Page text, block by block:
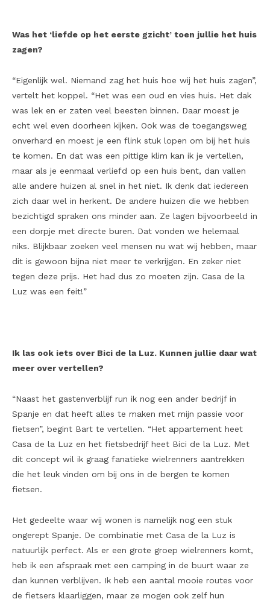
Was het ‘liefde op het eerste gzicht’ toen jullie het huis
zagen?
“Eigenlijk wel. Niemand zag het huis hoe wij het huis zagen”,
vertelt het koppel. “Het was een oud en vies huis. Het dak
was lek en er zaten veel beesten binnen. Daar moest je
echt wel even doorheen kijken. Ook was de toegangsweg
onverhard en moest je een flink stuk lopen om bij het huis
te komen. En dat was een pittige klim kan ik je vertellen,
maar als je eenmaal verliefd op een huis bent, dan vallen
alle andere huizen al snel in het niet. Ik denk dat iedereen
zich daar wel in herkent. De andere huizen die we hebben
bezichtigd spraken ons minder aan. Ze lagen bijvoorbeeld in
een dorpje met directe buren. Dat vonden we helemaal
niks. Blijkbaar zoeken veel mensen nu wat wij hebben, maar
dit is gewoon bijna niet meer te verkrijgen. En zeker niet
tegen deze prijs. Het had dus zo moeten zijn. Casa de la
Luz was een feit!”
Ik las ook iets over Bici de la Luz. Kunnen jullie daar wat
meer over vertellen?
“Naast het gastenverblijf run ik nog een ander bedrijf in
Spanje en dat heeft alles te maken met mijn passie voor
fietsen”, begint Bart te vertellen. “Het appartement heet
Casa de la Luz en het fietsbedrijf heet Bici de la Luz. Met
dit concept wil ik graag fanatieke wielrenners aantrekken
die het leuk vinden om bij ons in de bergen te komen
fietsen.
Het gedeelte waar wij wonen is namelijk nog een stuk
ongerept Spanje. De combinatie met Casa de la Luz is
natuurlijk perfect. Als er een grote groep wielrenners komt,
heb ik een afspraak met een camping in de buurt waar ze
dan kunnen verblijven. Ik heb een aantal mooie routes voor
de fietsers klaarliggen, maar ze mogen ook zelf hun